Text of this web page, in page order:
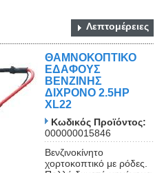
Λεπτομέρειες
ΘΑΜΝΟΚΟΠΤΙΚΟ
ΕΔΑΦΟΥΣ
ΒΕΝΖΙΝΗΣ
ΔΙΧΡΟΝΟ 2.5HP
XL22
Κωδικός Προϊόντος:
000000015846
Βενζινοκίνητο
χορτοκοπτικό με ρόδες.